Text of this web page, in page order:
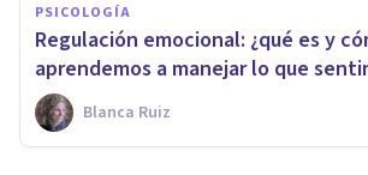
PSICOLOGÍA
Regulación emocional: ¿qué es y
aprendemos a manejar lo que
Blanca Ruiz